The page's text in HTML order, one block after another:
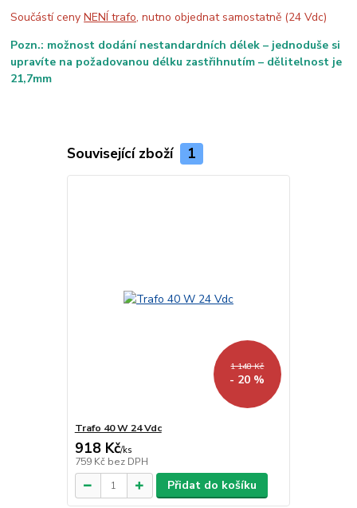
Součástí cenyNENÍ trafo, nutno objednat samostatně (24 Vdc)
Pozn.: možnost dodání nestandardních délek – jednoduše si
upravíte na požadovanou délku zastřihnutím – dělitelnost je
21,7mm
Související zboží 1
1 148 Kč
- 20 %
Trafo 40 W 24 Vdc
918 Kč/ks
759 Kč bez DPH
Přidat do košíku